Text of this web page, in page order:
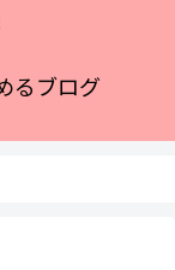
るブログ